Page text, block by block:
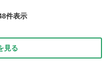
件表示
見る